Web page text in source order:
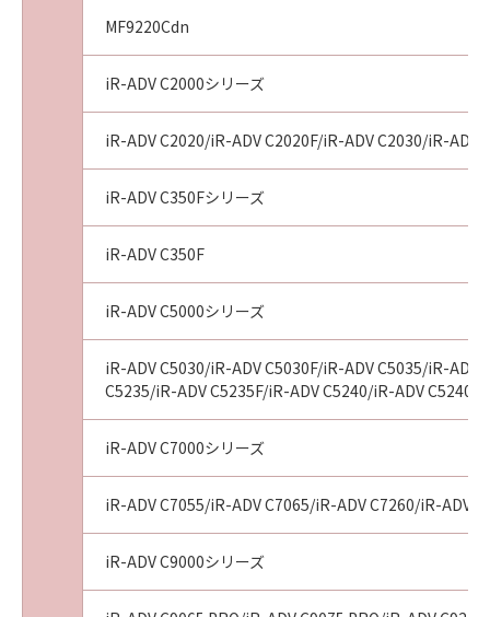
Inc./30-2, Shimomaruko 3-chome, Ohta-ku,
Tokyo 146-8501, Japan.
In the event that any section hereof is
declared or found to be illegal by any court or
tribunal of competent jurisdiction, such
section shall be null and void with respect to
the jurisdiction of that court or tribunal and
all the remaining provisions hereof shall
remain in full force and effect.
11. ACKNOWLEDGEMENT
BY CLICKING THE BUTTON INDICATING
INSTALLING THE SOFTWARE, YOU
ACKNOWLEDGE THAT YOU HAVE READ THIS
AGREEMENT, UNDERSTOOD IT, AND AGREE
TO BE BOUND BY ITS TERMS AND
CONDITIONS. YOU ALSO AGREE THAT THIS
EXCLUSIVE STATEMENT OF AGREEMENT
BETWEEN YOU AND CANON CONCERNING
THE SUBJECT MATTER HEREOF AND
SUPERSEDES ALL PROPOSALS OR PRIOR
MF9220Cdn
iR-ADV C2000シリーズ
iR-ADV C2020/iR-ADV C2020F/iR-ADV C2030/iR-
iR-ADV C350Fシリーズ
iR-ADV C350F
iR-ADV C5000シリーズ
iR-ADV C5030/iR-ADV C5030F/iR-ADV C5035/iR-
C5235/iR-ADV C5235F/iR-ADV C5240/iR-ADV
iR-ADV C7000シリーズ
iR-ADV C7055/iR-ADV C7065/iR-ADV C7260/iR-ADV
iR-ADV C9000シリーズ